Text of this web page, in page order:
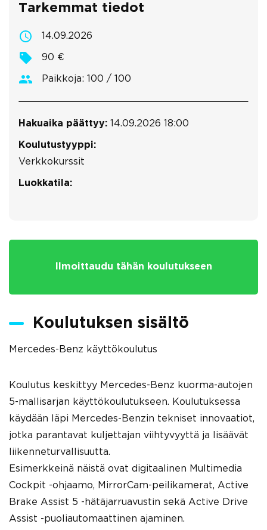
Tarkemmat tiedot
14.09.2026
90 €
Paikkoja: 100 / 100
Hakuaika päättyy: 14.09.2026 18:00
Koulutustyyppi:
Verkkokurssit
Luokkatila:
Ilmoittaudu tähän koulutukseen
Koulutuksen sisältö
Mercedes-Benz käyttökoulutus
Koulutus keskittyy Mercedes-Benz kuorma-autojen
5-mallisarjan käyttökoulutukseen. Koulutuksessa
käydään läpi Mercedes-Benzin tekniset innovaatiot,
jotka parantavat kuljettajan viihtyvyyttä ja lisäävät
liikenneturvallisuutta.
Esimerkkeinä näistä ovat digitaalinen Multimedia
Cockpit -ohjaamo, MirrorCam-peilikamerat, Active
Brake Assist 5 -hätäjarruavustin sekä Active Drive
Assist -puoliautomaattinen ajaminen.